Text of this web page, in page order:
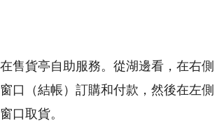
在售貨亭自助服務。從湖邊看，在右側
窗口（結帳）訂購和付款，然後在左側
窗口取貨。